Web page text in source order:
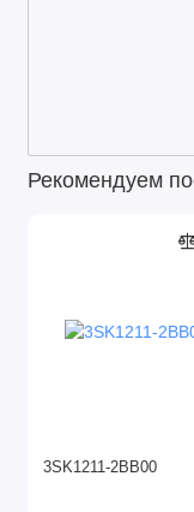
Рекомендуем
3SK1211-2BB00